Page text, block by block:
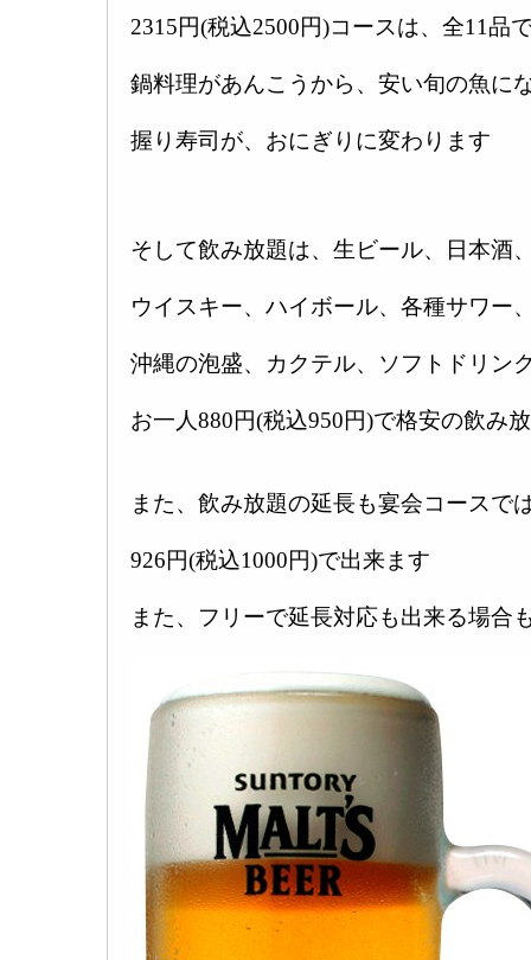
2315円(税込2500円)コースは、全11品
鍋料理があんこうから、安い旬の魚に
握り寿司が、おにぎりに変わります
そして飲み放題は、生ビール、日本酒
ウイスキー、ハイボール、各種サワー
沖縄の泡盛、カクテル、ソフトドリン
お一人880円(税込950円)で格安の飲み
また、飲み放題の延長も宴会コースで
926円(税込1000円)で出来ます
また、フリーで延長対応も出来る場合